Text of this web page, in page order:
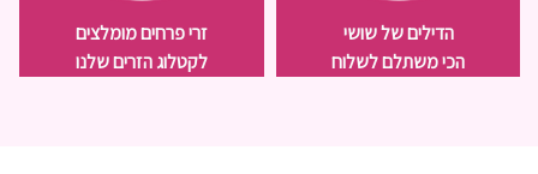
הדילים של שושי
הכי משתלם לשלוח
זרי פרחים מומלצים
לקטלוג הזרים שלנו